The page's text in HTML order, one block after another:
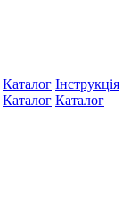
Каталог Інструкція
Каталог Каталог